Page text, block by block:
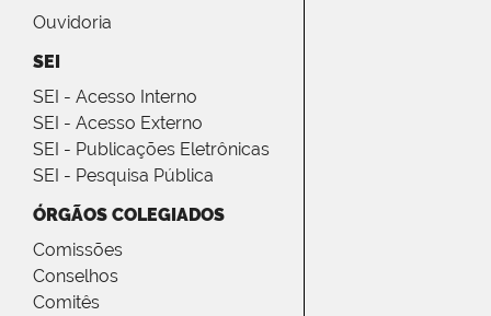
Ouvidoria
SEI
SEI - Acesso Interno
SEI - Acesso Externo
SEI - Publicações Eletrônicas
SEI - Pesquisa Pública
ÓRGÃOS COLEGIADOS
Comissões
Conselhos
Comitês